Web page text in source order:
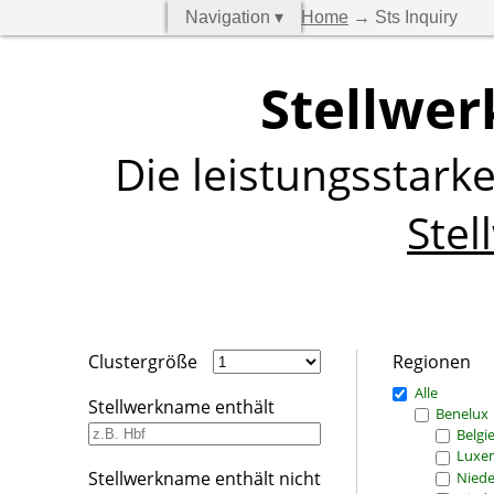
Navigation ▾ Home → Sts Inquiry
Die
Clustergröße
Stellwerkname enthält
Stellwerkname enthält nicht
Regionen
Alle
Benelux